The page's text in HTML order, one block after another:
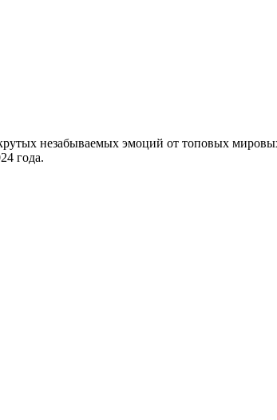
незабываемых эмоций от топовых
года.